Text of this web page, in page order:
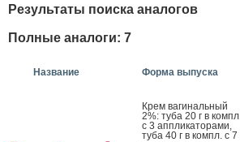
Результаты поиска аналогов
Полные аналоги: 7
Название Форма выпуска
Крем ва­гиналь­ный
2%: ту­ба 20 г в компл.
с 3 ап­пли­като­рами,
ту­ба 40 г в компл. с 7